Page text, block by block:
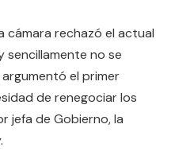
cámara rechazó el actual
sencillamente no se
el primer
de renegociar los
jefa de Gobierno, la